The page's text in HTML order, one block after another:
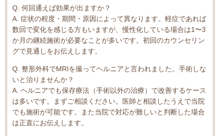
Q. 何回通えば効果が出ますか？
A. 症状の程度・期間・原因によって異なります。軽症であれば
数回で変化を感じる方もいますが、慢性化している場合は1〜3
か月の継続施術が必要なことが多いです。初回のカウンセリン
グで見通しをお伝えします。
Q. 整形外科でMRIを撮ってヘルニアと言われました。手術しな
いと治りませんか？
A. ヘルニアでも保存療法（手術以外の治療）で改善するケース
は多いです。まずご相談ください。医師と相談したうえで当院
でも施術が可能です。また当院で対応が難しいと判断した場合
は正直にお伝えします。